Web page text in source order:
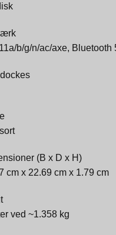
b/g/n/ac/axe, Bluetooth
(B x D x H)
cm x 22.69 cm x 1.79 cm
ved ~1.358 kg